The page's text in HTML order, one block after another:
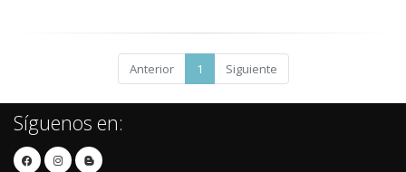
Anterior 1 Siguiente
Síguenos en: